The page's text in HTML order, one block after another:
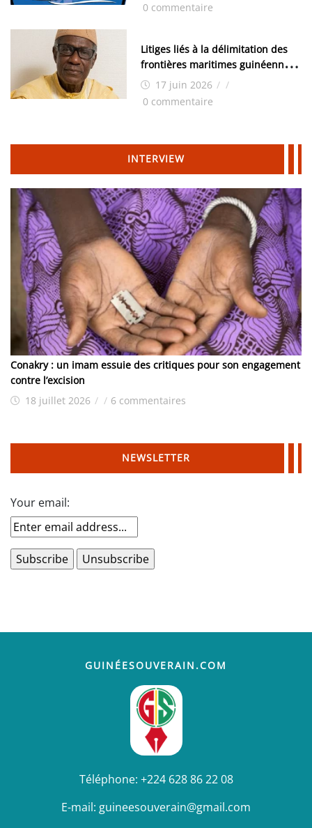
0 commentaire
Litiges liés à la délimitation des
frontières maritimes guinéennes:
Idrissa Chérif écrit au ministre
des Hydrocarbures
17 juin 2026 / /
0 commentaire
INTERVIEW
Conakry : un imam essuie des critiques pour son engagement
contre l’excision
18 juillet 2026 / / 6 commentaires
NEWSLETTER
Your email:
GUINÉESOUVERAIN.COM
Téléphone: +224 628 86 22 08
E-mail: guineesouverain@gmail.com